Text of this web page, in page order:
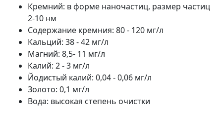
Кремний: в форме наночастиц, размер частиц
2-10 нм
Содержание кремния: 80 - 120 мг/л
Кальций: 38 - 42 мг/л
Магний: 8,5- 11 мг/л
Калий: 2 - 3 мг/л
Йодистый калий: 0,04 - 0,06 мг/л
Золото: 0,1 мг/л
Вода: высокая степень очистки